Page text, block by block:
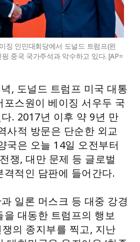
징 인민대회당에서 도널드 트럼프(왼
중국 국가주석과 악수하고 있다. [AP=
, 도널드 트럼프 미국 대통
포스원이 베이징 서우두 국
. 2017년 이후 약 9년 만
사적 방문은 단순한 외교
국은 오늘 14일 오전부터
쟁, 대만 문제 등 글로벌
격적인 담판에 들어간다.
일론 머스크 등 대중 강경
을 대동한 트럼프의 행보
쟁의 종지부를 찍고, 지난